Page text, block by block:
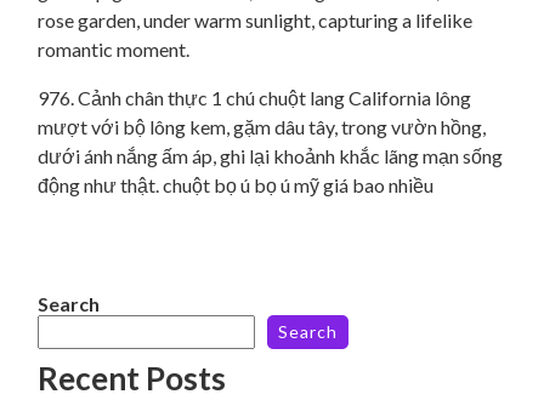
976. Cảnh chân thực 1 chú chuột lang California lông
mượt với bộ lông kem, gặm dâu tây, trong vườn hồng,
dưới ánh nắng ấm áp, ghi lại khoảnh khắc lãng mạn sống
động như thật. chuột bọ ú bọ ú mỹ giá bao nhiều
Search
Search
Recent Posts